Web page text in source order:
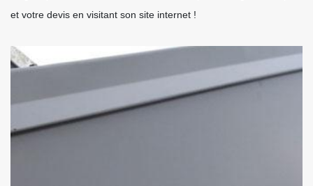
et votre devis en visitant son site internet !